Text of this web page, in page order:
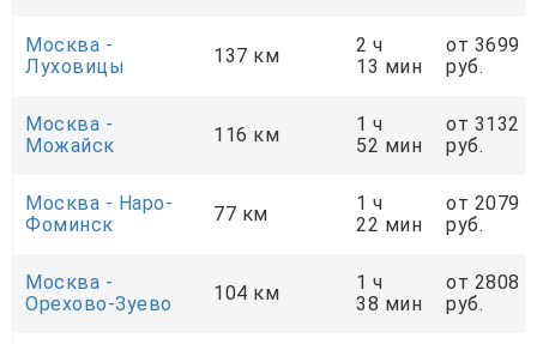
Москва -
Луховицы
137 км
2 ч
13 мин
от 3699
руб.
Москва -
Можайск
116 км
1 ч
52 мин
от 3132
руб.
Москва - Наро-
Фоминск
77 км
1 ч
22 мин
от 2079
руб.
Москва -
Орехово-Зуево
104 км
1 ч
38 мин
от 2808
руб.